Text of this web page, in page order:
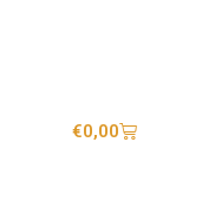
€0,00